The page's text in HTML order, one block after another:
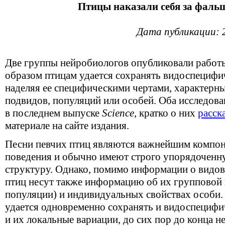
Птицы наказали себя за
Дата публикации:
Две группы нейробиологов опубликовали
образом птицам удается сохранять
наделяя ее специфическими чертами,
подвидов, популяций или особей. Оба
в последнем выпуске Science, кратко о них
материале на сайте издания.
Песни певчих птиц являются важнейшим
поведения и обычно имеют строго
структуру. Однако, помимо информации о
птиц несут также информацию об их групповой
популяции) и индивидуальных свойствах
удается одновременно сохранять и
и их локальные вариации, до сих пор до конца